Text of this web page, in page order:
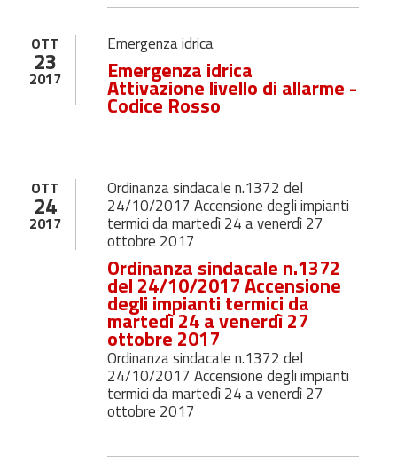
OTT
23
2017
Emergenza idrica
Emergenza idrica
Attivazione livello di allarme -
Codice Rosso
OTT
24
2017
Ordinanza sindacale n.1372 del
24/10/2017 Accensione degli impianti
termici da martedì 24 a venerdì 27
ottobre 2017
Ordinanza sindacale n.1372
del 24/10/2017 Accensione
degli impianti termici da
martedì 24 a venerdì 27
ottobre 2017
Ordinanza sindacale n.1372 del
24/10/2017 Accensione degli impianti
termici da martedì 24 a venerdì 27
ottobre 2017